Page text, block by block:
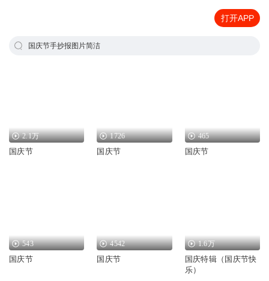
打开APP
国庆节手抄报图片简洁
2.1万
国庆节
1726
国庆节
465
国庆节
543
国庆节
4542
国庆节
1.6万
国庆特辑（国庆节快
乐）